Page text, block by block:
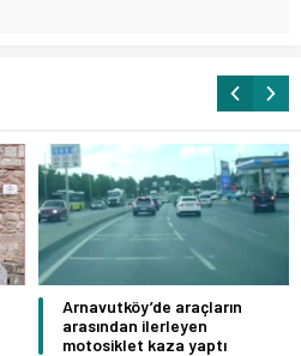
Arnavutköy’de araçların
arasından ilerleyen
motosiklet kaza yaptı